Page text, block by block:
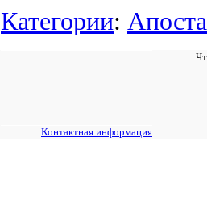
Категории:
Контактная информация